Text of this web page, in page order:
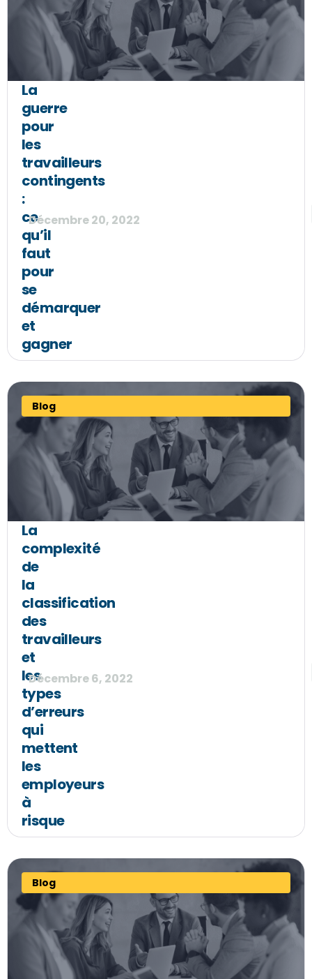
La
guerre
pour
les
travailleurs
contingents
:
ce
qu’il
faut
pour
se
démarquer
et
gagner
Décembre 20, 2022
Blog
La
complexité
de
la
classification
des
travailleurs
et
les
types
d’erreurs
qui
mettent
les
employeurs
à
risque
Décembre 6, 2022
Blog